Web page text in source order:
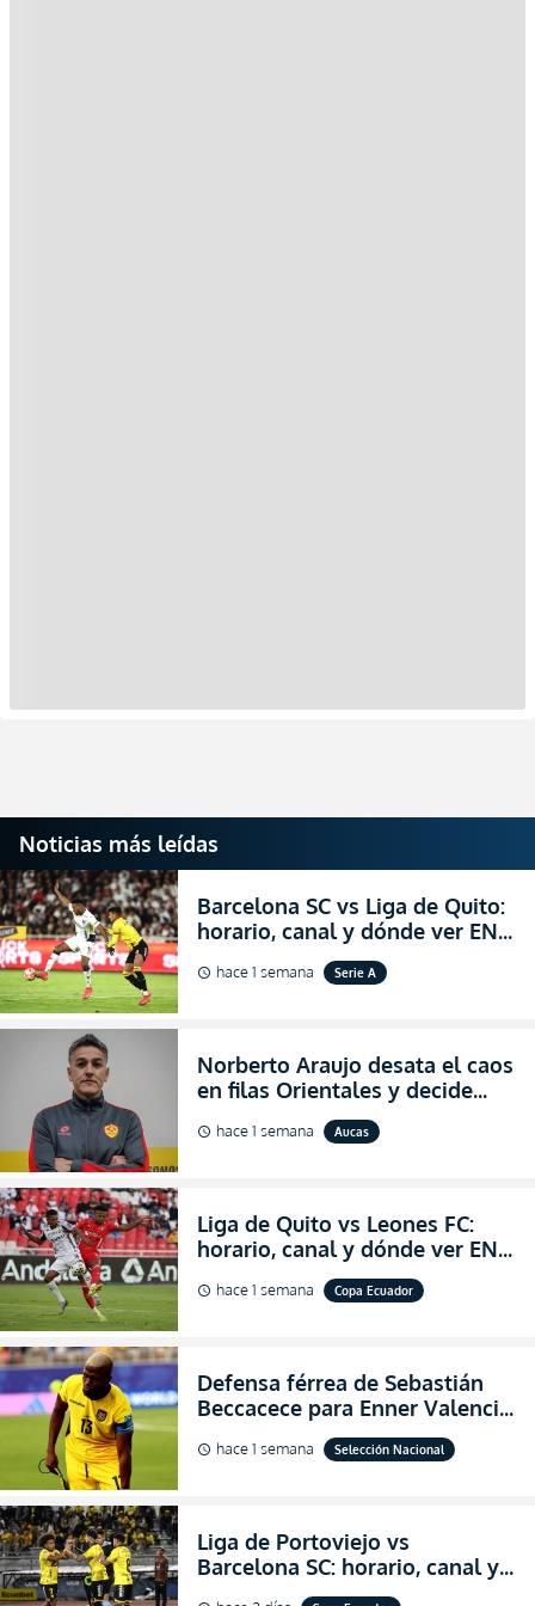
Noticias más leídas
Barcelona SC vs Liga de Quito:
horario, canal y dónde ver EN
VIVO la Fecha 22 de la LigaPro
2026
schedule hace 1 semana Serie A
Norberto Araujo desata el caos
en filas Orientales y decide
abandonar la dirección técnica
de Aucas
schedule hace 1 semana Aucas
Liga de Quito vs Leones FC:
horario, canal y dónde ver EN
VIVO los octavos de final de la
Copa Ecuador 2026
schedule hace 1 semana Copa Ecuador
Defensa férrea de Sebastián
Beccacece para Enner Valencia
al indicar que era el hombre
indicado para Ecuador
schedule hace 1 semana Selección Nacional
Liga de Portoviejo vs
Barcelona SC: horario, canal y
dónde ver EN VIVO los octavos